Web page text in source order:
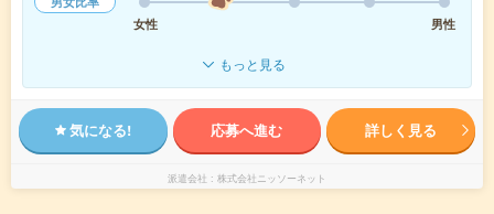
女性
男性
もっと見る
気になる! 応募へ進む 詳しく見る
派遣会社 株式会社ニッソーネット